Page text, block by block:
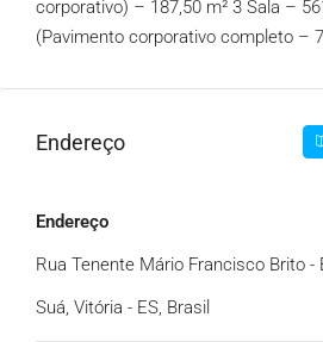
corporativo) – 187,50 m² 3 Sala –
(Pavimento corporativo completo –
Endereço
Endereço
Rua Tenente Mário Francisco Brito -
Suá, Vitória - ES, Brasil